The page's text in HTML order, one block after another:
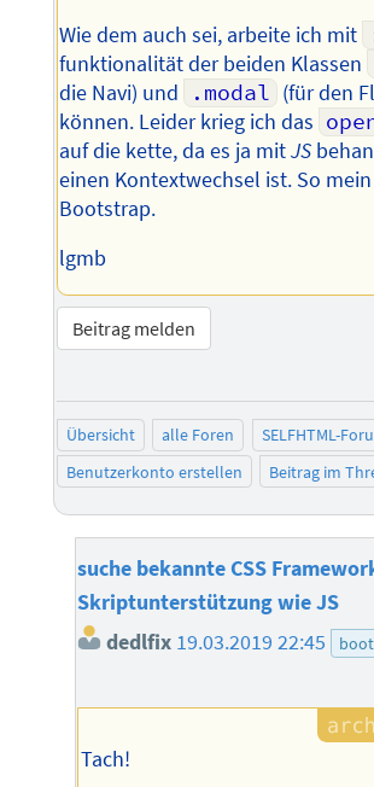
Wie dem auch sei, arbeite ich mit
funktionalität der beiden Klassen
die Navi) und
.modal (für den
können. Leider krieg ich das
auf die kette, da es ja mitJS
einen Kontextwechsel ist. So
Bootstrap.
lgmb
Beitrag melden
Übersicht alle Foren SELFHTML-
Benutzerkonto erstellen
Beitrag im
suche bekannte CSS
Skriptunterstützung wie JS
dedlfix 19.03.2019 22:45
Tach!